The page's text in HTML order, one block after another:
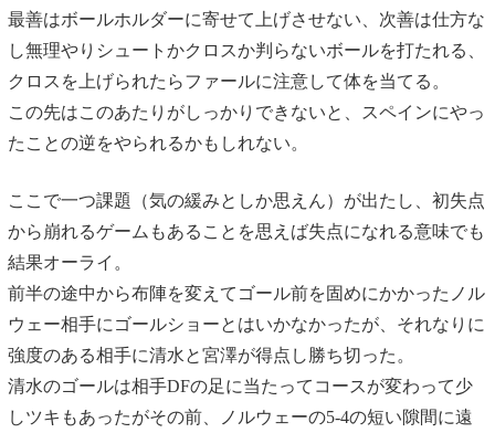
最善はボールホルダーに寄せて上げさせない、次善は仕方な
し無理やりシュートかクロスか判らないボールを打たれる、
クロスを上げられたらファールに注意して体を当てる。
この先はこのあたりがしっかりできないと、スペインにやっ
たことの逆をやられるかもしれない。
ここで一つ課題（気の緩みとしか思えん）が出たし、初失点
から崩れるゲームもあることを思えば失点になれる意味でも
結果オーライ。
前半の途中から布陣を変えてゴール前を固めにかかったノル
ウェー相手にゴールショーとはいかなかったが、それなりに
強度のある相手に清水と宮澤が得点し勝ち切った。
清水のゴールは相手DFの足に当たってコースが変わって少
しツキもあったがその前、ノルウェーの5-4の短い隙間に遠